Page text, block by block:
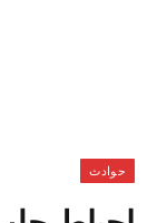
حوادث